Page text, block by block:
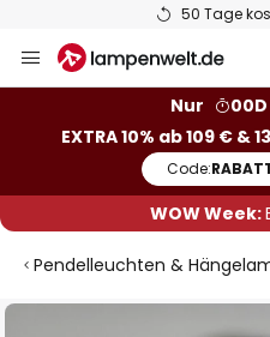
50 Tage
Inhalt
Nur
00D
EXTRA 10% ab 109 € &
Code:
WOW Week:
Pendelleuchten &
Zum